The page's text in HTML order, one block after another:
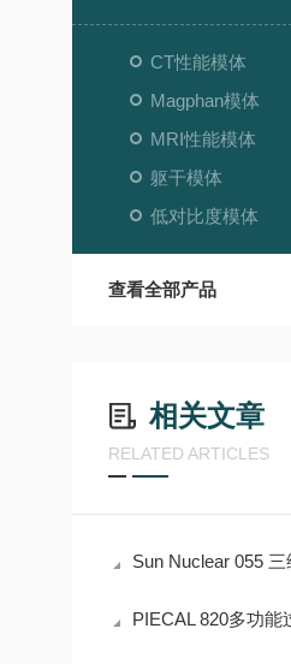
CT性能模体
Magphan模体
MRI性能模体
躯干模体
低对比度模体
查看全部产品
相关文章
RELATED ARTICLES
Sun Nuclear 055 三维超声
PIECAL 820多功能过程校